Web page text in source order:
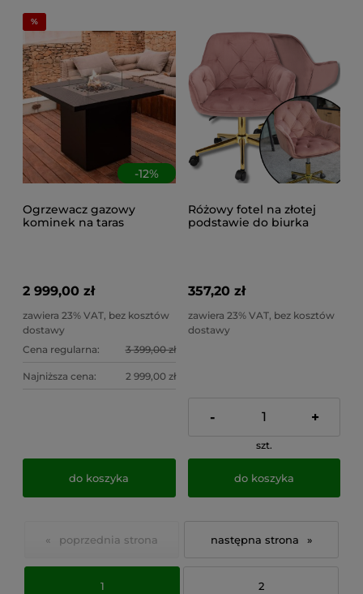
-12%
Ogrzewacz gazowy
kominek na taras
2 999,00 zł
zawiera 23% VAT, bez kosztów
dostawy
Cena regularna:
3 399,00 zł
Najniższa cena: 2 999,00 zł
do koszyka
Różowy fotel na złotej
podstawie do biurka
357,20 zł
zawiera 23% VAT, bez kosztów
dostawy
- +
szt.
do koszyka
«
1 2
»